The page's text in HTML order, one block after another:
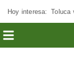
Hoy interesa: Toluca